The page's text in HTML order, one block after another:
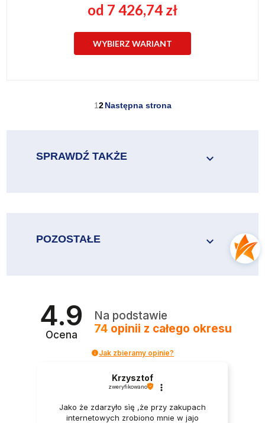
od 7 426,74 zł
WYBIERZ WARIANT
12Następna strona
SPRAWDŹ TAKŻE 
POZOSTAŁE 
4.9
Ocena
Na podstawie
74 opinii z całego okresu
Jak zbieramy opinie?
Krzysztof
zweryfikowano
Jako że zdarzyło sìę ,że przy zakupach
internetowych zrobiono mnie w jajo